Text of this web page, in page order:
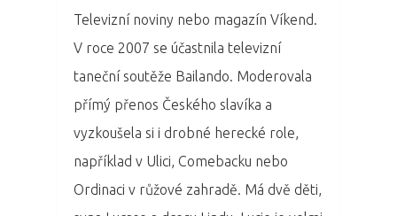
Televizní noviny nebo magazín Víkend.
V roce 2007 se účastnila televizní
taneční soutěže Bailando. Moderovala
přímý přenos Českého slavíka a
vyzkoušela si i drobné herecké role,
například v Ulici, Comebacku nebo
Ordinaci v růžové zahradě. Má dvě děti,
PRO MÉDIA